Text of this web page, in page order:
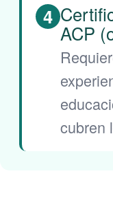
4
ACP
cubren